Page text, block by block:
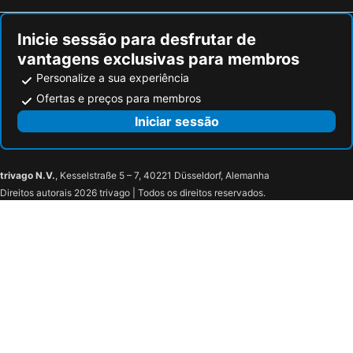
Inicie sessão para desfrutar de
vantagens exclusivas para membros
Personalize a sua experiência
Ofertas e preços para membros
Iniciar sessão
trivago N.V., Kesselstraße 5 – 7, 40221 Düsseldorf, Alemanha
Direitos autorais 2026 trivago | Todos os direitos reservados.